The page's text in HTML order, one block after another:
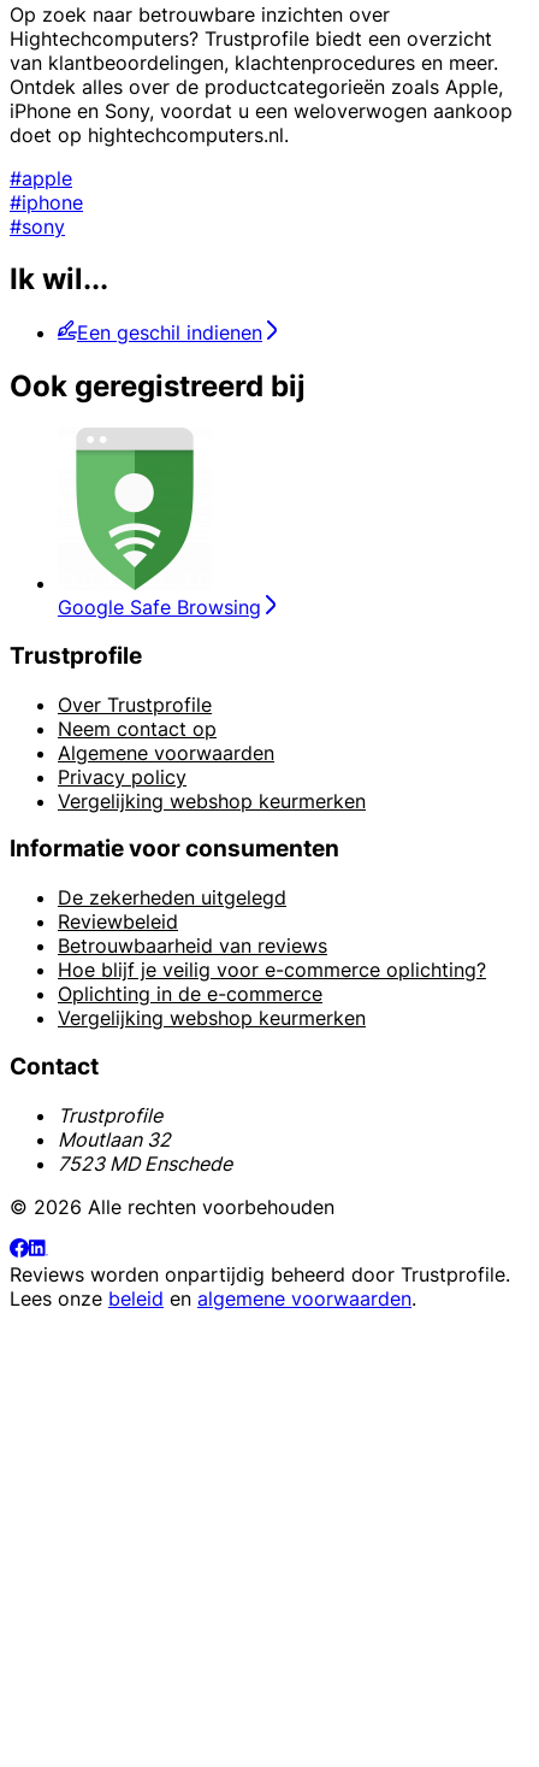
Op zoek naar betrouwbare inzichten over
Hightechcomputers? Trustprofile biedt een overzicht
van klantbeoordelingen, klachtenprocedures en meer.
Ontdek alles over de productcategorieën zoals Apple,
iPhone en Sony, voordat u een weloverwogen aankoop
doet op hightechcomputers.nl.
#apple
#iphone
#sony
Ik wil...
Een geschil indienen
Ook geregistreerd bij
Google Safe Browsing
Trustprofile
Over Trustprofile
Neem contact op
Algemene voorwaarden
Privacy policy
Vergelijking webshop keurmerken
Informatie voor consumenten
De zekerheden uitgelegd
Reviewbeleid
Betrouwbaarheid van reviews
Hoe blijf je veilig voor e-commerce oplichting?
Oplichting in de e-commerce
Vergelijking webshop keurmerken
Contact
Trustprofile
Moutlaan 32
7523 MD Enschede
© 2026 Alle rechten voorbehouden
Reviews worden onpartijdig beheerd door Trustprofile.
Lees onze beleid en algemene voorwaarden.